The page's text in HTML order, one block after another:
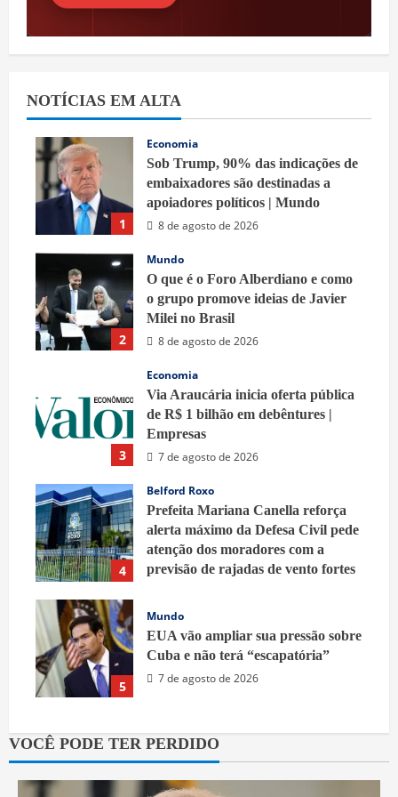
NOTÍCIAS EM ALTA
1
Economia
Sob Trump, 90% das indicações de
embaixadores são destinadas a
apoiadores políticos | Mundo
8 de agosto de 2026
2
Mundo
O que é o Foro Alberdiano e como
o grupo promove ideias de Javier
Milei no Brasil
8 de agosto de 2026
3
Economia
Via Araucária inicia oferta pública
de R$ 1 bilhão em debêntures |
Empresas
7 de agosto de 2026
4
Belford Roxo
Prefeita Mariana Canella reforça
alerta máximo da Defesa Civil pede
atenção dos moradores com a
previsão de rajadas de vento fortes
5
Mundo
EUA vão ampliar sua pressão sobre
Cuba e não terá “escapatória”
7 de agosto de 2026
VOCÊ PODE TER PERDIDO